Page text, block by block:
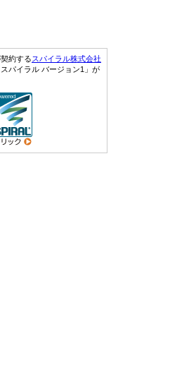
約するスパイラル株式会社
パイラル バージョン1」が